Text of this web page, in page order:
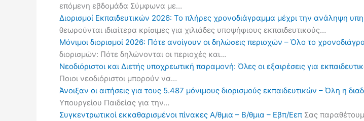
επόμενη εβδομάδα Σύμφωνα με…
Διορισμοί Εκπαιδευτικών 2026: Το πλήρες χρονοδιάγραμμα μέχρι την ανάληψη
θεωρούνται ιδιαίτερα κρίσιμες για χιλιάδες υποψήφιους εκπαιδευτικούς…
Μόνιμοι διορισμοί 2026: Πότε ανοίγουν οι δηλώσεις περιοχών – Όλο το
διορισμών: Πότε δηλώνονται οι περιοχές και…
Νεοδιόριστοι και Διετής υποχρεωτική παραμονή: Όλες οι εξαιρέσεις για
Ποιοι νεοδιόριστοι μπορούν να…
Άνοιξαν οι αιτήσεις για τους 5.487 μόνιμους διορισμούς εκπαιδευτικών – Όλη η
Υπουργείου Παιδείας για την…
Συγκεντρωτικοί εκκαθαρισμένοι πίνακες Α/θμια – Β/θμια – Εβπ/Εεπ Σας